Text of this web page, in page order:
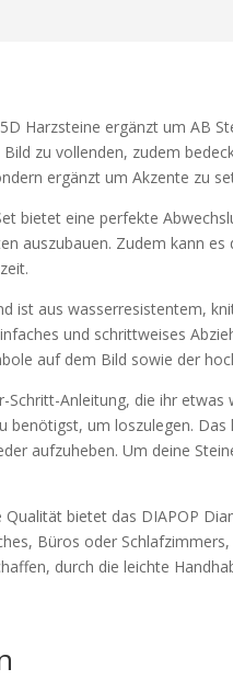
Harzsteine ergänzt um AB
zu vollenden, zudem
ergänzt um Akzente zu
bietet eine perfekte
auszubauen. Zudem kann
ist aus
und schrittweises
auf dem Bild sowie der
Schritt-Anleitung, die ihr
benötigst, um loszulegen.
aufzuheben. Um deine
Qualität bietet das DIAPOP
Büros oder
durch die leichte